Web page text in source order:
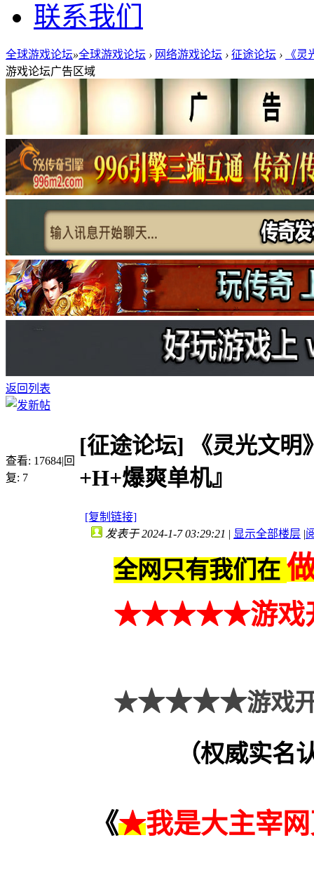
联系我们
全球游戏论坛»全球游戏论坛 › 网络游戏论坛 › 征途论坛 ›
《
游戏论坛广告区域
返回列表
查看: 17684|回
复: 7
[征途论坛]
《灵光文
+H+爆爽单机』
[复制链接]
发表于 2024-1-7 03:29:21 | 显示全部楼层 |
全网只有我们在
★★★★★游戏
★★★★★游戏
（权威实名
《★我是大主宰